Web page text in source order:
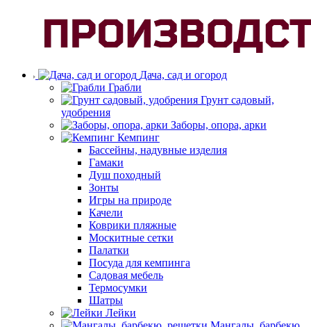
Дача, сад и огород
Грабли
Грунт садовый,
удобрения
Заборы, опора, арки
Кемпинг
Бассейны, надувные изделия
Гамаки
Душ походный
Зонты
Игры на природе
Качели
Коврики пляжные
Москитные сетки
Палатки
Посуда для кемпинга
Садовая мебель
Термосумки
Шатры
Лейки